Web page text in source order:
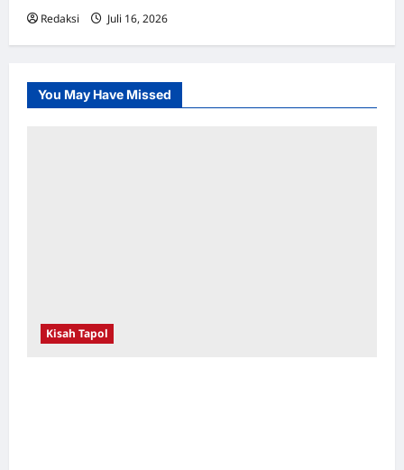
Redaksi Juli 16, 2026
You May Have Missed
Kisah Tapol